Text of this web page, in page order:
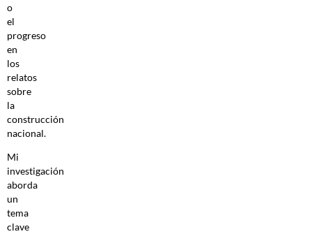
o
el
progreso
en
los
relatos
sobre
la
construcción
nacional.
Mi
investigación
aborda
un
tema
clave